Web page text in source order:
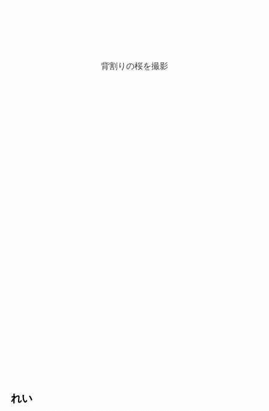
背割りの桜を撮影
れい